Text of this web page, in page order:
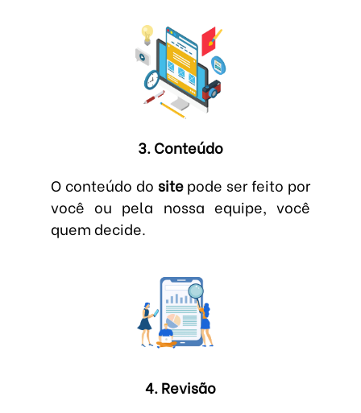
3. Conteúdo
O conteúdo do sitepode ser feito por
você ou pela nossa equipe, você
quem decide.
4. Revisão